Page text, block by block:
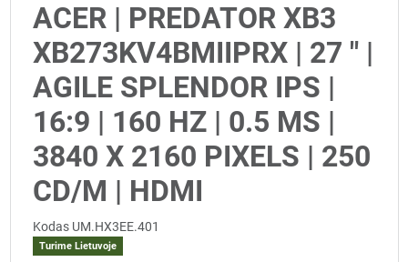
ACER | PREDATOR XB3
XB273KV4BMIIPRX | 27 " |
AGILE SPLENDOR IPS |
16:9 | 160 HZ | 0.5 MS |
3840 X 2160 PIXELS | 250
CD/M | HDMI
Kodas UM.HX3EE.401
Turime Lietuvoje